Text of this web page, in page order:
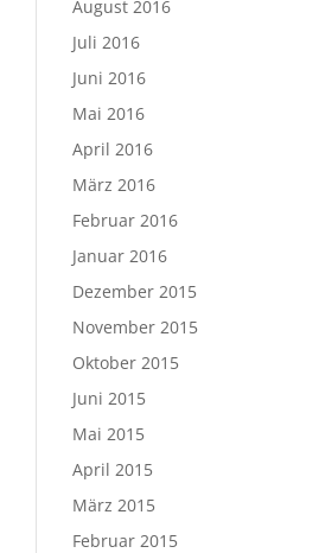
August 2016
Juli 2016
Juni 2016
Mai 2016
April 2016
März 2016
Februar 2016
Januar 2016
Dezember 2015
November 2015
Oktober 2015
Juni 2015
Mai 2015
April 2015
März 2015
Februar 2015